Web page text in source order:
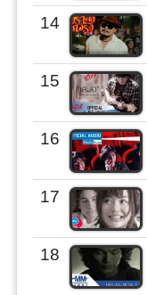
14
15
16
17
18